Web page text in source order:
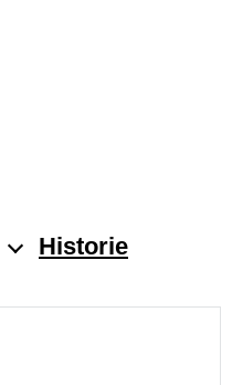
Historie